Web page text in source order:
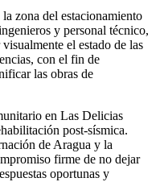
zona del estacionamiento
y personal técnico,
el estado de las
con el fin de
las obras de
en Las Delicias
post-sísmica.
de Aragua y la
firme de no dejar
oportunas y